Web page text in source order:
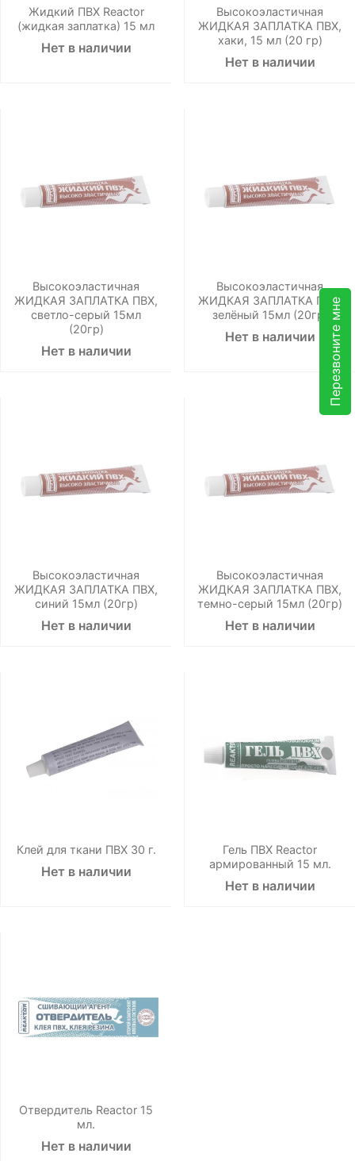
Перезвоните мне
Жидкий ПВХ Reactor
(жидкая заплатка) 15 мл
Нет в наличии
Высокоэластичная
ЖИДКАЯ ЗАПЛАТКА ПВХ,
хаки, 15 мл (20 гр)
Нет в наличии
Высокоэластичная
ЖИДКАЯ ЗАПЛАТКА ПВХ,
светло-серый 15мл
(20гр)
Нет в наличии
Высокоэластичная
ЖИДКАЯ ЗАПЛАТКА ПВХ,
зелёный 15мл (20гр)
Нет в наличии
Высокоэластичная
ЖИДКАЯ ЗАПЛАТКА ПВХ,
синий 15мл (20гр)
Нет в наличии
Высокоэластичная
ЖИДКАЯ ЗАПЛАТКА ПВХ,
темно-серый 15мл (20гр)
Нет в наличии
Клей для ткани ПВХ 30 г.
Нет в наличии
Гель ПВХ Reactor
армированный 15 мл.
Нет в наличии
Отвердитель Reactor 15
мл.
Нет в наличии